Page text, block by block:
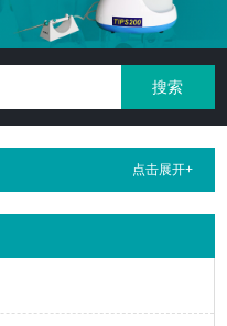
点击展开+